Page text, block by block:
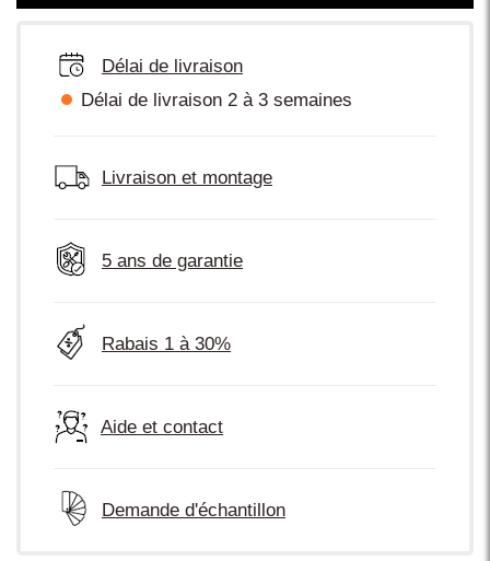
Délai de livraison
Délai de livraison 2 à 3 semaines
Livraison et montage
5 ans de garantie
Rabais 1 à 30%
Aide et contact
Demande d'échantillon